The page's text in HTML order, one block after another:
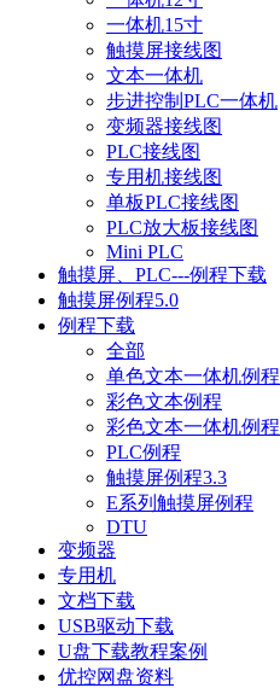
一体机15寸
触摸屏接线图
文本一体机
步进控制PLC一体机
变频器接线图
PLC接线图
专用机接线图
单板PLC接线图
PLC放大板接线图
Mini PLC
触摸屏、PLC---例程下载
触摸屏例程5.0
例程下载
全部
单色文本一体机例程
彩色文本例程
彩色文本一体机例程
PLC例程
触摸屏例程3.3
E系列触摸屏例程
DTU
变频器
专用机
文档下载
USB驱动下载
U盘下载教程案例
优控网盘资料